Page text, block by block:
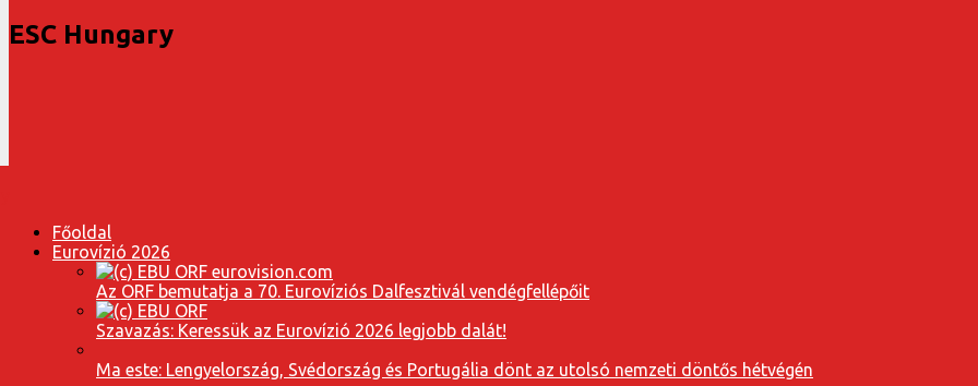
ESC Hungary
Főoldal
Eurovízió 2026
Az ORF bemutatja a 70. Eurovíziós Dalfesztivál vendégfellépőit
Szavazás: Keressük az Eurovízió 2026 legjobb dalát!
Ma este: Lengyelország, Svédország és Portugália dönt az utolsó nemzeti döntős hétvégén